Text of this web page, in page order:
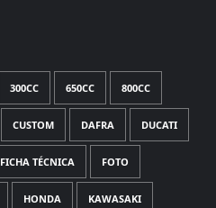
300CC 650CC 800CC
CUSTOM DAFRA DUCATI
FICHA TÉCNICA FOTO
HONDA KAWASAKI